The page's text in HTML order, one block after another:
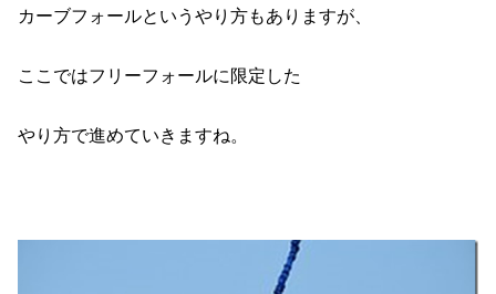
カーブフォールというやり方もありますが、
ここではフリーフォールに限定した
やり方で進めていきますね。